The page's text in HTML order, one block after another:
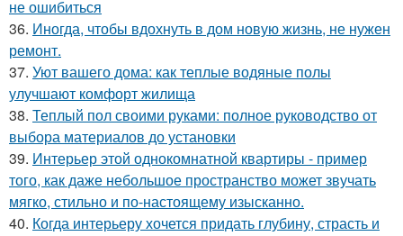
не ошибиться
36. Иногда, чтобы вдохнуть в дом новую жизнь, не нужен
ремонт.
37. Уют вашего дома: как теплые водяные полы
улучшают комфорт жилища
38. Теплый пол своими руками: полное руководство от
выбора материалов до установки
39. Интерьер этой однокомнатной квартиры - пример
того, как даже небольшое пространство может звучать
мягко, стильно и по-настоящему изысканно.
40. Когда интерьеру хочется придать глубину, страсть и